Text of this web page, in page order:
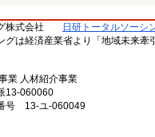
株式会社
日研トータルソーシ
グは経済産業省より「地域未来牽
業 人材紹介事業
13-060060
号 13-ユ-060049